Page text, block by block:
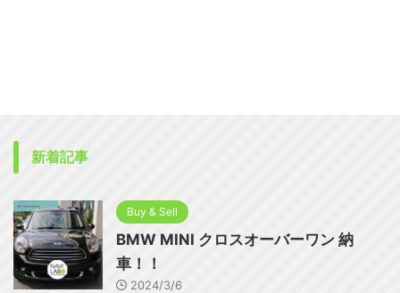
新着記事
Buy & Sell
BMW MINI クロスオーバーワン 納
車！！
2024/3/6